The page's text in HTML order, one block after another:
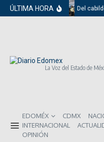
Saltar al contenido
ÚLTIMA HORA Del
La Voz del Estado de
EDOMÉX CDMX
INTERNACIONAL
OPINIÓN